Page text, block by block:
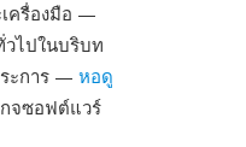
ครื่องมือ —
ไปในบริบท
ะการ — หอดู
กจซอฟต์แวร์